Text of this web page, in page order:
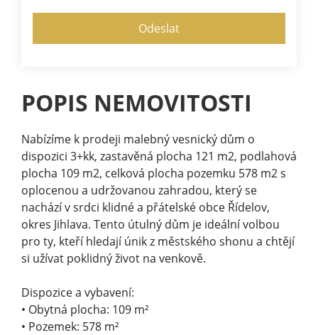
POPIS NEMOVITOSTI
Nabízíme k prodeji malebný vesnický dům o
dispozici 3+kk, zastavěná plocha 121 m2, podlahová
plocha 109 m2, celková plocha pozemku 578 m2 s
oplocenou a udržovanou zahradou, který se
nachází v srdci klidné a přátelské obce Řídelov,
okres Jihlava. Tento útulný dům je ideální volbou
pro ty, kteří hledají únik z městského shonu a chtějí
si užívat poklidný život na venkově.
Dispozice a vybavení:
• Obytná plocha: 109 m²
• Pozemek: 578 m²